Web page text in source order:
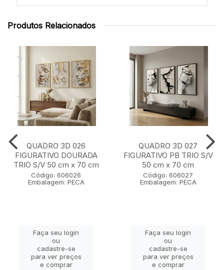
Produtos Relacionados
QUADRO 3D 026
FIGURATIVO DOURADA
TRIO S/V 50 cm x 70 cm
Código: 606026
Embalagem: PECA
Faça seu login
ou
cadastre-se
para ver preços
e comprar
QUADRO 3D 027
FIGURATIVO PB TRIO S/V
50 cm x 70 cm
Código: 606027
Embalagem: PECA
Faça seu login
ou
cadastre-se
para ver preços
e comprar